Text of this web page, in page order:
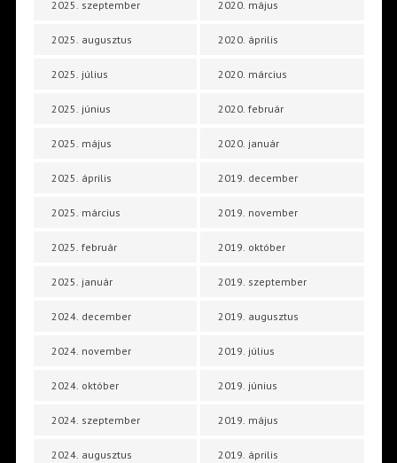
2025. szeptember
2025. augusztus
2025. július
2025. június
2025. május
2025. április
2025. március
2025. február
2025. január
2024. december
2024. november
2024. október
2024. szeptember
2024. augusztus
2020. május
2020. április
2020. március
2020. február
2020. január
2019. december
2019. november
2019. október
2019. szeptember
2019. augusztus
2019. július
2019. június
2019. május
2019. április